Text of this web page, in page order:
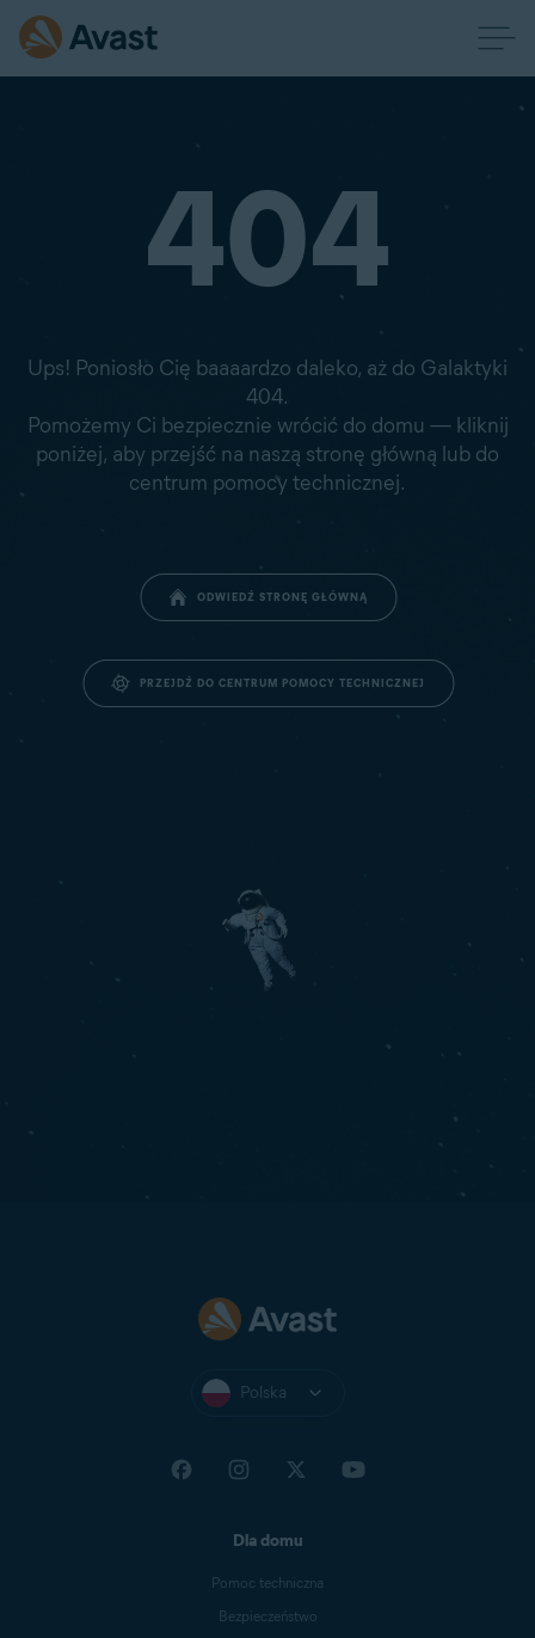
404
Ups! Poniosło Cię baaaardzo daleko, aż do Galaktyki
404.
Pomożemy Ci bezpiecznie wrócić do domu — kliknij
poniżej, aby przejść na naszą stronę główną lub do
centrum pomocy technicznej.
ODWIEDŹ STRONĘ GŁÓWNĄ
PRZEJDŹ DO CENTRUM POMOCY TECHNICZNEJ
Polska
Dla domu
Pomoc techniczna
Bezpieczeństwo